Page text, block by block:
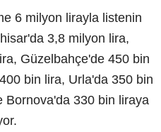
6 milyon lirayla listenin
3,8 milyon lira,
Güzelbahçe'de 450 bin
bin lira, Urla'da 350 bin
Bornova'da 330 bin liraya